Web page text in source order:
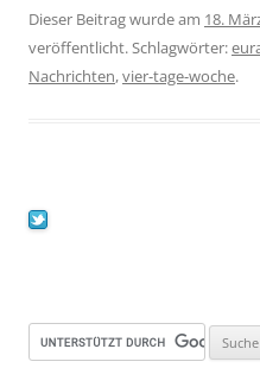
Dieser Beitrag wurde am 18.
veröffentlicht. Schlagwörter:
Nachrichten,vier-tage-woche.